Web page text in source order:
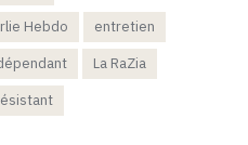
Hebdo
entretien
La RaZia